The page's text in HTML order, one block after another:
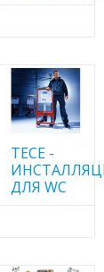
TECE -
ДЛЯ WC